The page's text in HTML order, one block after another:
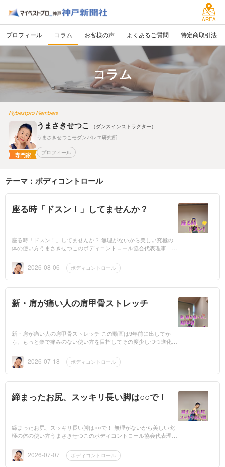
AREA
プロフィール コラム お客様の声 よくあるご質問 特定商取引法
コラム
Mybestpro Members
専門家
うまさきせつこ
（ダンスインストラクター）
うまさきせつこモダンバレエ研究所
プロフィール
テーマ：ボディコントロール
座る時「ドスン！」してませんか？
座る時「ドスン！」してませんか？ 無理がないから美しい究極の
体の使い方うまさきせつこのボディコントロール協会代表理事 う
ところから...2026-08-06 ボディコントロール
新・肩が痛い人の肩甲骨ストレッチ
新・肩が痛い人の肩甲骨ストレッチ この動画は9年前に出してか
ら、もっと楽で痛みのない使い方を目指してその度少しづつ進化さ
ど途中で詰ま...
2026-07-18 ボディコントロール
締まったお尻、スッキリ長い脚は○○で！
締まったお尻、スッキリ長い脚は○○で！ 無理がないから美しい究
極の体の使い方うまさきせつこのボディコントロール協会代表理
しかも楽な...2026-07-07 ボディコントロール